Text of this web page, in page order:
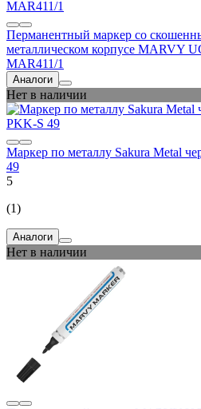
Перманентный маркер со
металлическом корпусе MARVY
MAR411/1
Аналоги
Нет в наличии
Маркер по металлу Sakura Metal
49
5
(1)
Аналоги
Нет в наличии